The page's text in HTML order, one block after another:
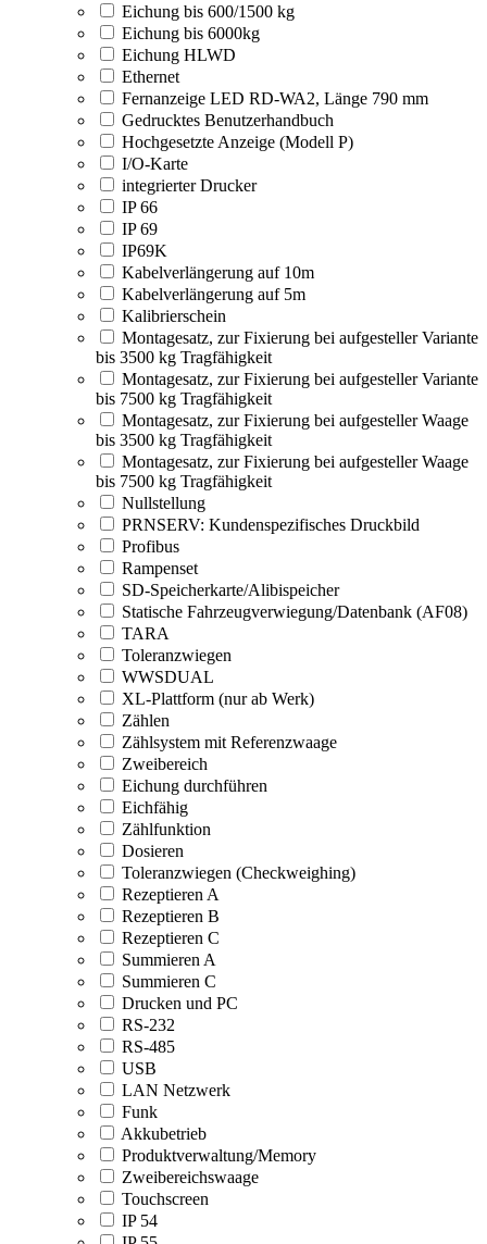
Eichung bis 600/1500 kg
Eichung bis 6000kg
Eichung HLWD
Ethernet
Fernanzeige LED RD-WA2, Länge 790 mm
Gedrucktes Benutzerhandbuch
Hochgesetzte Anzeige (Modell P)
I/O-Karte
integrierter Drucker
IP 66
IP 69
IP69K
Kabelverlängerung auf 10m
Kabelverlängerung auf 5m
Kalibrierschein
Montagesatz, zur Fixierung bei aufgesteller Variante
bis 3500 kg Tragfähigkeit
Montagesatz, zur Fixierung bei aufgesteller Variante
bis 7500 kg Tragfähigkeit
Montagesatz, zur Fixierung bei aufgesteller Waage
bis 3500 kg Tragfähigkeit
Montagesatz, zur Fixierung bei aufgesteller Waage
bis 7500 kg Tragfähigkeit
Nullstellung
PRNSERV: Kundenspezifisches Druckbild
Profibus
Rampenset
SD-Speicherkarte/Alibispeicher
Statische Fahrzeugverwiegung/Datenbank (AF08)
TARA
Toleranzwiegen
WWSDUAL
XL-Plattform (nur ab Werk)
Zählen
Zählsystem mit Referenzwaage
Zweibereich
Eichung durchführen
Eichfähig
Zählfunktion
Dosieren
Toleranzwiegen (Checkweighing)
Rezeptieren A
Rezeptieren B
Rezeptieren C
Summieren A
Summieren C
Drucken und PC
RS-232
RS-485
USB
LAN Netzwerk
Funk
Akkubetrieb
Produktverwaltung/Memory
Zweibereichswaage
Touchscreen
IP 54